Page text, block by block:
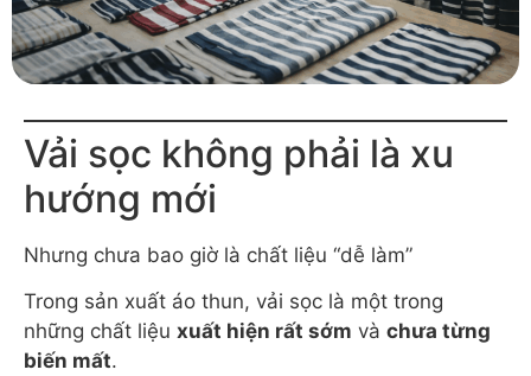
Vải sọc không phải là xu
hướng mới
Nhưng chưa bao giờ là chất liệu “dễ làm”
Trong sản xuất áo thun, vải sọc là một trong
những chất liệu xuất hiện rất sớm và chưa từng
biến mất.